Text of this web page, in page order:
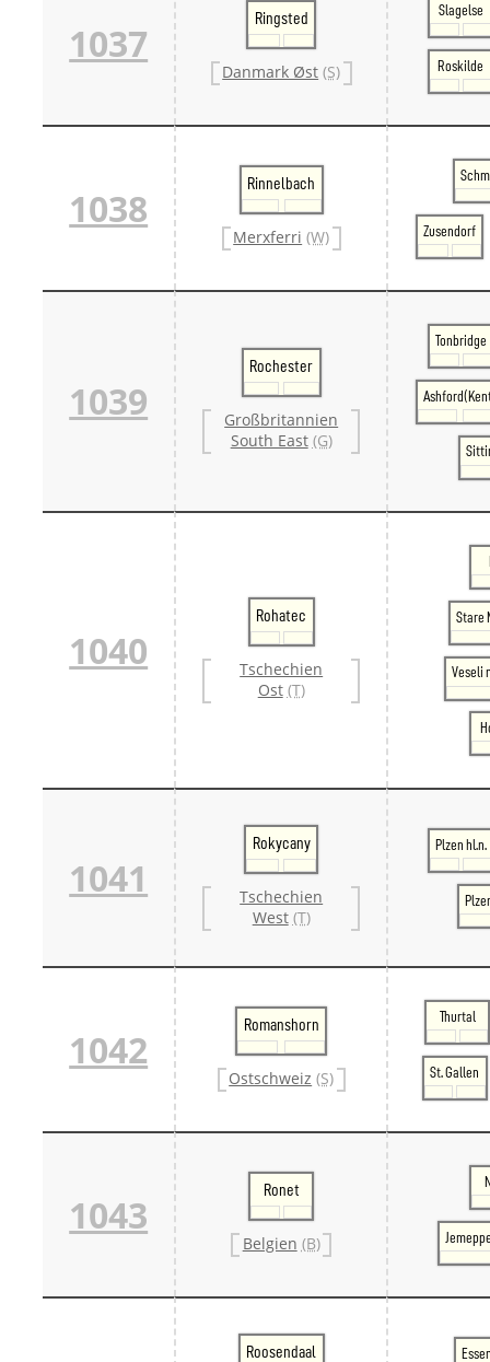
1037
Ringsted
Danmark Øst (S)
Slagelse
Roskilde
1038
Rinnelbach
Merxferri (W) Zusendorf
1039
Rochester
Großbritannien
South East (G)
Tonbridge
1040
Rohatec
Tschechien
Ost (T)
Stare
Veseli
1041
Rokycany
Tschechien
West (T)
Plzen hl.n.
1042
Romanshorn
Ostschweiz (S)
Thurtal
St. Gallen
1043
Ronet
Belgien (B)
Roosendaal